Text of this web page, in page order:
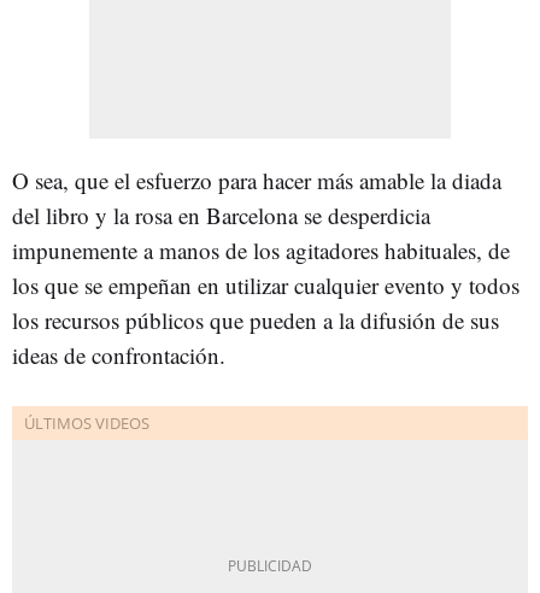
O sea, que el esfuerzo para hacer más amable la diada
del libro y la rosa en Barcelona se desperdicia
impunemente a manos de los agitadores habituales, de
los que se empeñan en utilizar cualquier evento y todos
los recursos públicos que pueden a la difusión de sus
ideas de confrontación.